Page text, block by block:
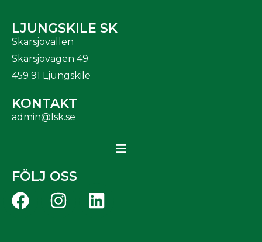
LJUNGSKILE SK
Skarsjövallen
Skarsjövägen 49
459 91 Ljungskile
KONTAKT
admin@lsk.se
FÖLJ OSS